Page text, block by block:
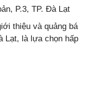
P.3, TP. Đà Lạt
thiệu và quảng bá
Lạt, là lựa chọn hấp